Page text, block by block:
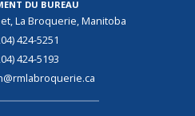
DU BUREAU
La Broquerie, Manitoba
424-5251
424-5193